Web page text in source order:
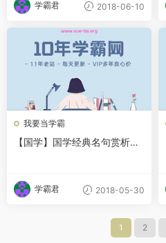
学霸君 2018-06-10
我要当学霸
【国学】国学经典名句赏析之
学霸君 2018-05-30
1 2